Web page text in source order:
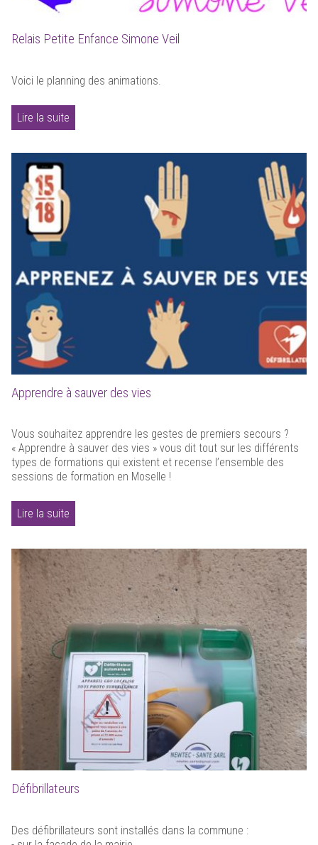
Relais Petite Enfance Simone Veil
Voici le planning des animations.
Lire la suite
Apprendre à sauver des vies
Vous souhaitez apprendre les gestes de premiers secours ?
« Apprendre à sauver des vies » vous dit tout sur les différents
types de formations qui existent et recense l’ensemble des
sessions de formation en Moselle !
Lire la suite
Défibrillateurs
Des défibrillateurs sont installés dans la commune :